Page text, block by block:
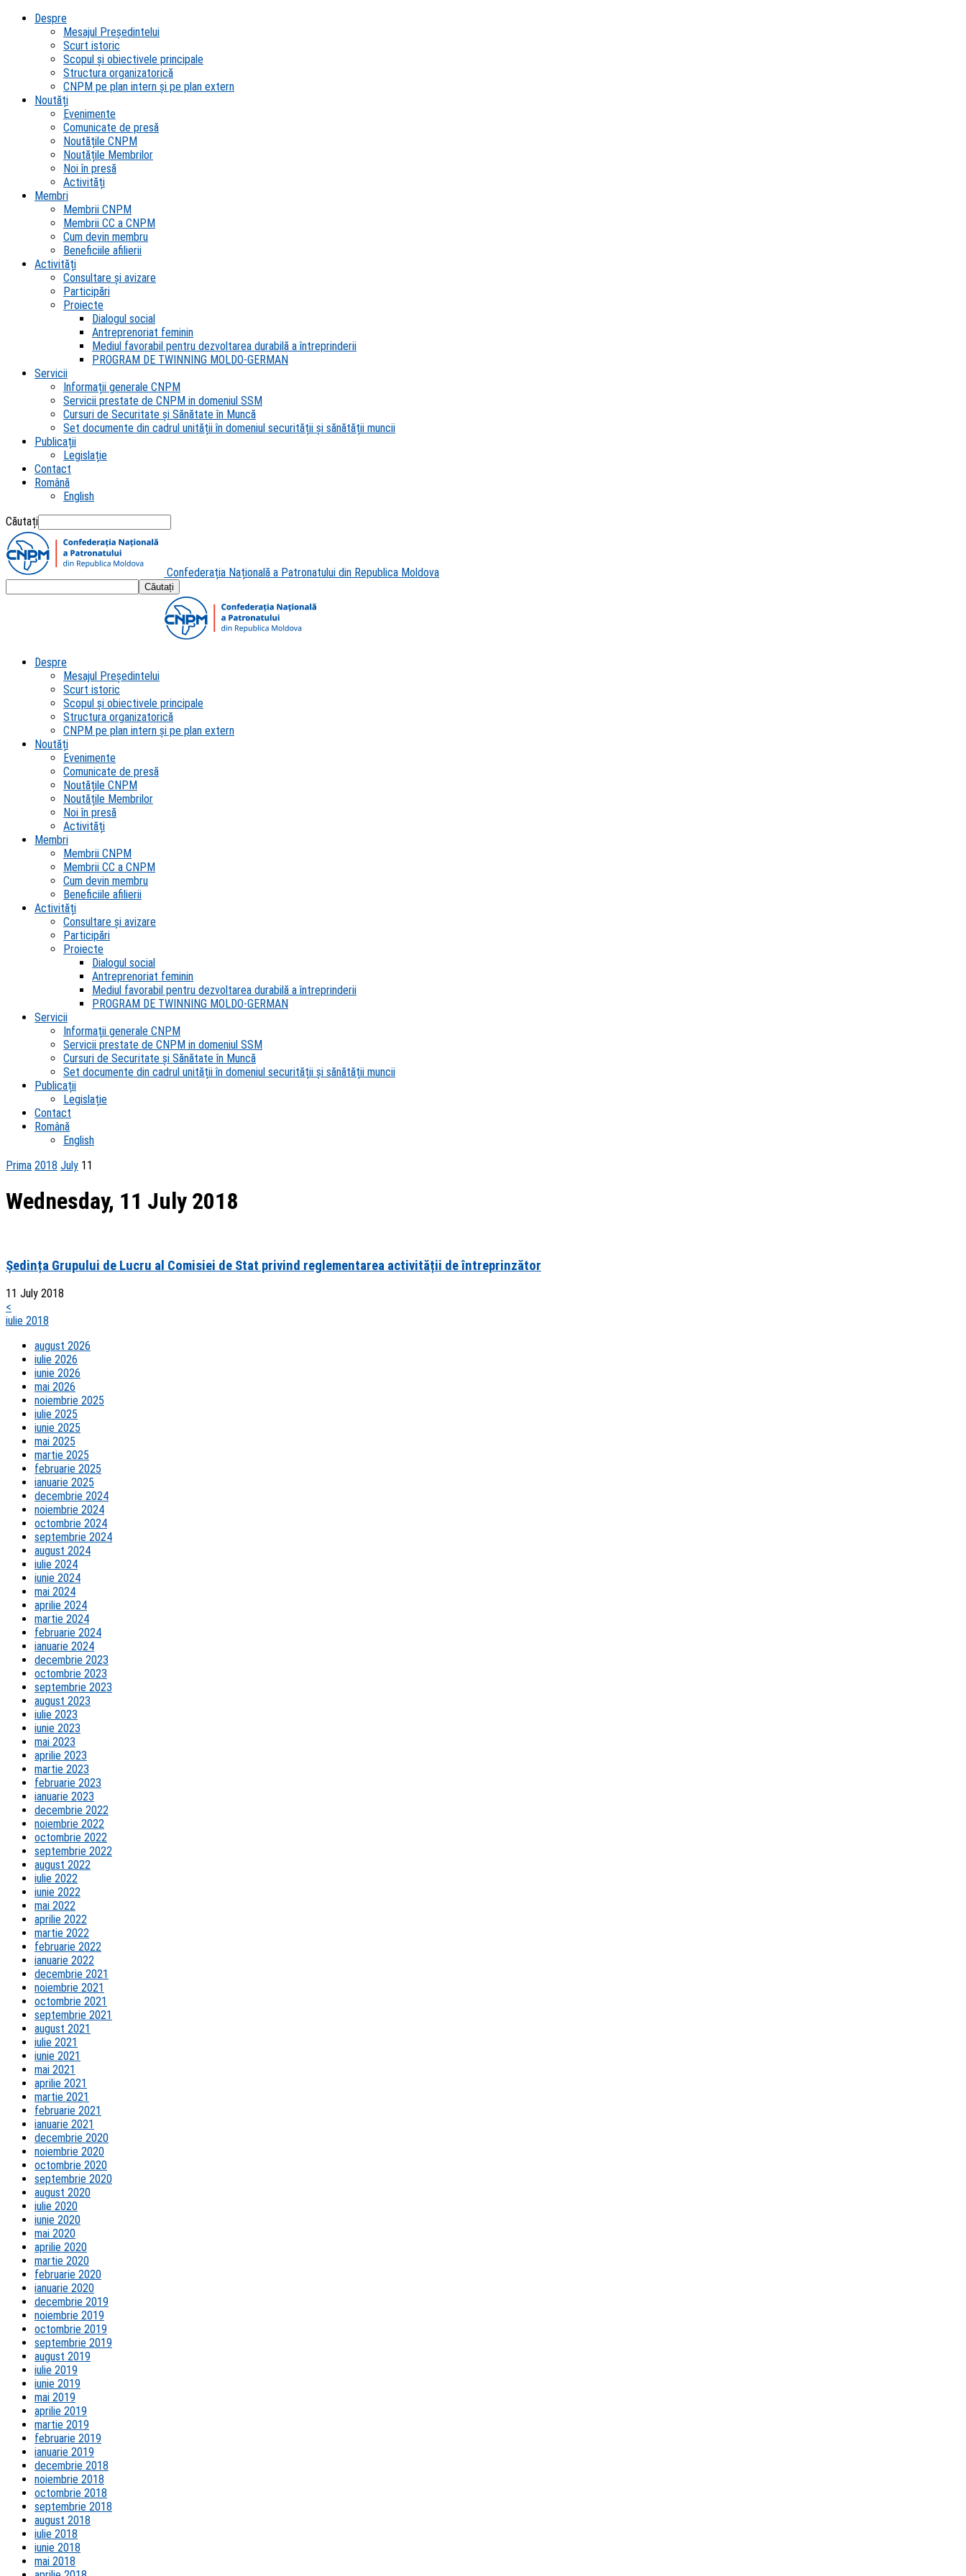
Despre
Mesajul Președintelui
Scurt istoric
Scopul şi obiectivele principale
Structura organizatorică
CNPM pe plan intern şi pe plan extern
Noutăți
Evenimente
Comunicate de presă
Noutățile CNPM
Noutățile Membrilor
Noi în presă
Activități
Membri
Membrii CNPM
Membrii CC a CNPM
Cum devin membru
Beneficiile afilierii
Activități
Consultare și avizare
Participări
Proiecte
Dialogul social
Antreprenoriat feminin
Mediul favorabil pentru dezvoltarea durabilă a întreprinderii
PROGRAM DE TWINNING MOLDO-GERMAN
Servicii
Informații generale CNPM
Servicii prestate de CNPM in domeniul SSM
Cursuri de Securitate și Sănătate în Muncă
Set documente din cadrul unității în domeniul securității și sănătății muncii
Publicații
Legislație
Contact
Română
English
Căutați
Confederația Națională a Patronatului din Republica Moldova
Despre
Mesajul Președintelui
Scurt istoric
Scopul şi obiectivele principale
Structura organizatorică
CNPM pe plan intern şi pe plan extern
Noutăți
Evenimente
Comunicate de presă
Noutățile CNPM
Noutățile Membrilor
Noi în presă
Activități
Membri
Membrii CNPM
Membrii CC a CNPM
Cum devin membru
Beneficiile afilierii
Activități
Consultare și avizare
Participări
Proiecte
Dialogul social
Antreprenoriat feminin
Mediul favorabil pentru dezvoltarea durabilă a întreprinderii
PROGRAM DE TWINNING MOLDO-GERMAN
Servicii
Informații generale CNPM
Servicii prestate de CNPM in domeniul SSM
Cursuri de Securitate și Sănătate în Muncă
Set documente din cadrul unității în domeniul securității și sănătății muncii
Publicații
Legislație
Contact
Română
English
Prima 2018 July 11
Wednesday, 11 July 2018
Ședința Grupului de Lucru al Comisiei de Stat privind reglementarea activității de întreprinzător
11 July 2018
<
iulie 2018
august 2026
iulie 2026
iunie 2026
mai 2026
noiembrie 2025
iulie 2025
iunie 2025
mai 2025
martie 2025
februarie 2025
ianuarie 2025
decembrie 2024
noiembrie 2024
octombrie 2024
septembrie 2024
august 2024
iulie 2024
iunie 2024
mai 2024
aprilie 2024
martie 2024
februarie 2024
ianuarie 2024
decembrie 2023
octombrie 2023
septembrie 2023
august 2023
iulie 2023
iunie 2023
mai 2023
aprilie 2023
martie 2023
februarie 2023
ianuarie 2023
decembrie 2022
noiembrie 2022
octombrie 2022
septembrie 2022
august 2022
iulie 2022
iunie 2022
mai 2022
aprilie 2022
martie 2022
februarie 2022
ianuarie 2022
decembrie 2021
noiembrie 2021
octombrie 2021
septembrie 2021
august 2021
iulie 2021
iunie 2021
mai 2021
aprilie 2021
martie 2021
februarie 2021
ianuarie 2021
decembrie 2020
noiembrie 2020
octombrie 2020
septembrie 2020
august 2020
iulie 2020
iunie 2020
mai 2020
aprilie 2020
martie 2020
februarie 2020
ianuarie 2020
decembrie 2019
noiembrie 2019
octombrie 2019
septembrie 2019
august 2019
iulie 2019
iunie 2019
mai 2019
aprilie 2019
martie 2019
februarie 2019
ianuarie 2019
decembrie 2018
noiembrie 2018
octombrie 2018
septembrie 2018
august 2018
iulie 2018
iunie 2018
mai 2018